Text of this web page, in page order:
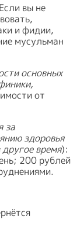
вы не
и фидии,
мусульман
основных
от
за
здоровья
время):
200 рублей